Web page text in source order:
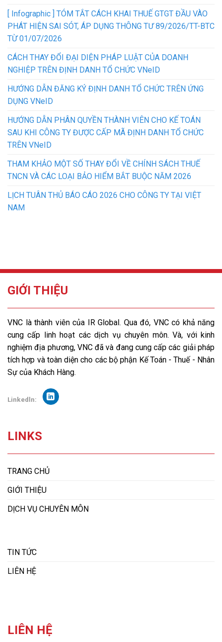
[ Infographic ] TÓM TẮT CÁCH KHAI THUẾ GTGT ĐẦU VÀO
PHÁT HIỆN SAI SÓT, ÁP DỤNG THÔNG TƯ 89/2026/TT-BTC
TỪ 01/07/2026
CÁCH THAY ĐỔI ĐẠI DIỆN PHÁP LUẬT CỦA DOANH
NGHIỆP TRÊN ĐỊNH DANH TỔ CHỨC VNeID
HƯỚNG DẪN ĐĂNG KÝ ĐỊNH DANH TỔ CHỨC TRÊN ỨNG
DỤNG VNeID
HƯỚNG DẪN PHÂN QUYỀN THÀNH VIÊN CHO KẾ TOÁN
SAU KHI CÔNG TY ĐƯỢC CẤP MÃ ĐỊNH DANH TỔ CHỨC
TRÊN VNeID
THAM KHẢO MỘT SỐ THAY ĐỔI VỀ CHÍNH SÁCH THUẾ
TNCN VÀ CÁC LOẠI BẢO HIỂM BẮT BUỘC NĂM 2026
LỊCH TUÂN THỦ BÁO CÁO 2026 CHO CÔNG TY TẠI VIỆT
NAM
GIỚI THIỆU
VNC là thành viên của IR Global. Qua đó, VNC có khả năng
cung cấp linh hoạt các dịch vụ chuyên môn. Và, với kinh
nghiệm địa phương, VNC đã và đang cung cấp các giải pháp
tích hợp và toàn diện cho các bộ phận Kế Toán - Thuế - Nhân
Sự của Khách Hàng.
Linkedln:
LINKS
TRANG CHỦ
GIỚI THIỆU
DỊCH VỤ CHUYÊN MÔN
TIN TỨC
LIÊN HỆ
LIÊN HỆ